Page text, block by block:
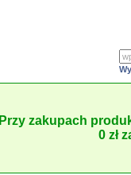
Przy zakupach
0 zł